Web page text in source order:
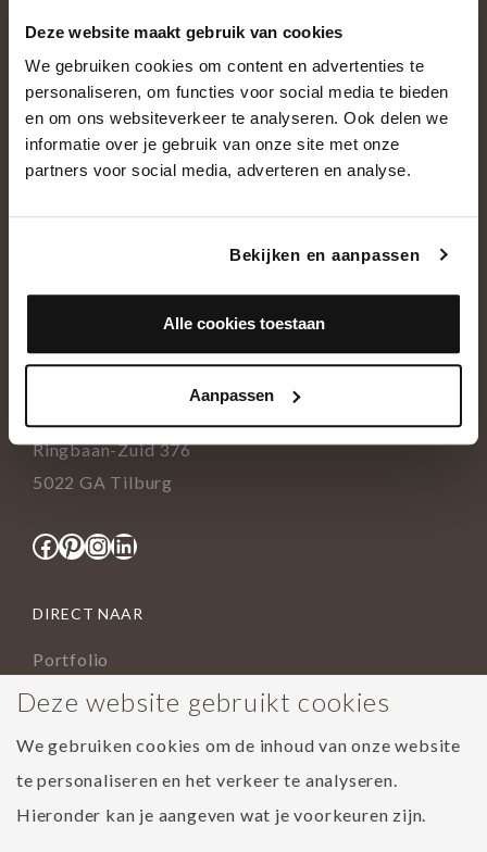
Deze website maakt gebruik van cookies
We gebruiken cookies om content en advertenties te
personaliseren, om functies voor social media te bieden
en om ons websiteverkeer te analyseren. Ook delen we
informatie over je gebruik van onze site met onze
partners voor social media, adverteren en analyse.
Bekijken en aanpassen
Alle cookies toestaan
Aanpassen
OVER ONS
Historie
Ringbaan-Zuid 376
5022 GA Tilburg
Facebook
Pinterest
Instagram
LinkedIn
DIRECT NAAR
Portfolio
Assortiment
Houtsoorten
Populairste project 2023
Deze website gebruikt cookies
We gebruiken cookies om de inhoud van onze website
te personaliseren en het verkeer te analyseren.
Hieronder kan je aangeven wat je voorkeuren zijn.